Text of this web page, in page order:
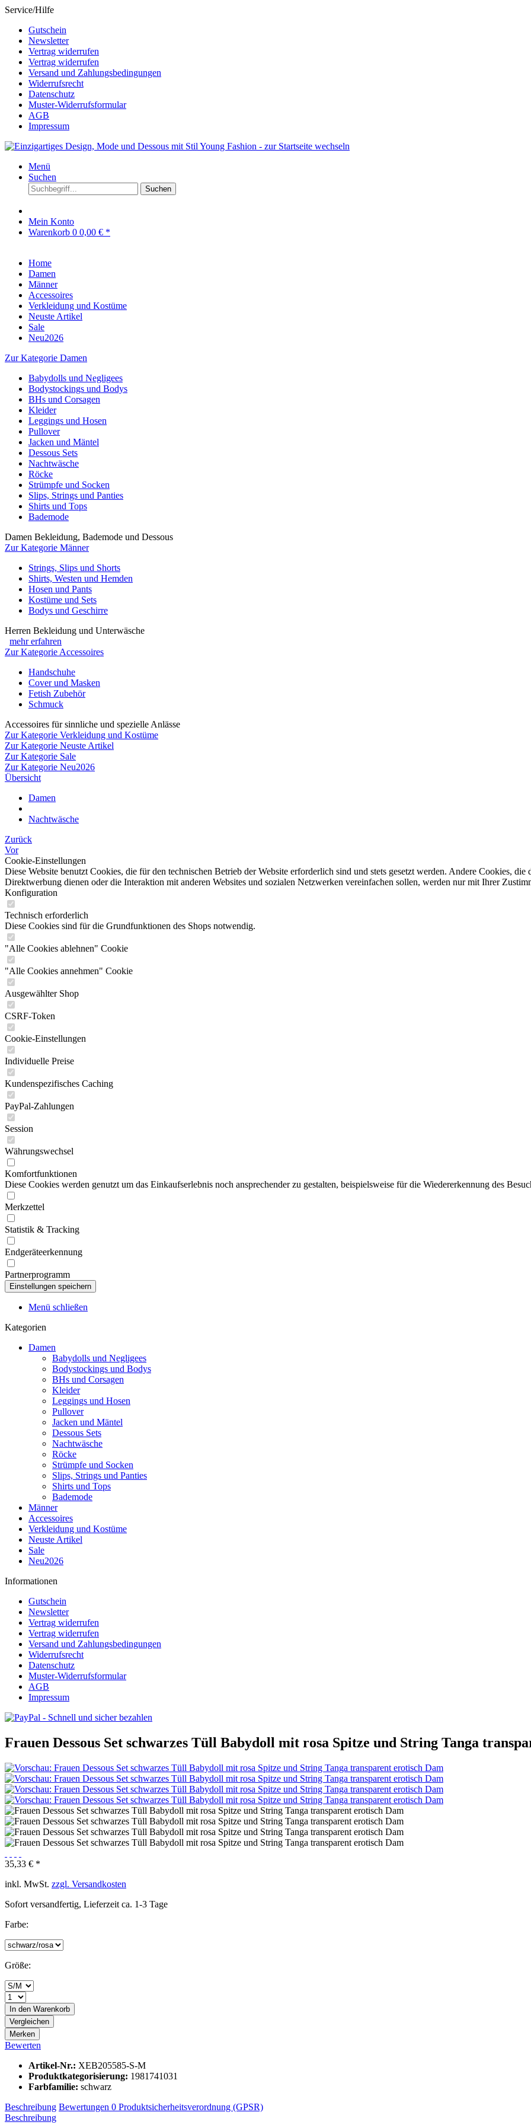
Service/Hilfe
Gutschein
Newsletter
Vertrag widerrufen
Vertrag widerrufen
Versand und Zahlungsbedingungen
Widerrufsrecht
Datenschutz
Muster-Widerrufsformular
AGB
Impressum
Menü
Suchen
Suchen
Mein Konto
Warenkorb 0 0,00 € *
Home
Damen
Männer
Accessoires
Verkleidung und Kostüme
Neuste Artikel
Sale
Neu2026
Zur Kategorie Damen
Babydolls und Negligees
Bodystockings und Bodys
BHs und Corsagen
Kleider
Leggings und Hosen
Pullover
Jacken und Mäntel
Dessous Sets
Nachtwäsche
Röcke
Strümpfe und Socken
Slips, Strings und Panties
Shirts und Tops
Bademode
Damen Bekleidung, Bademode und Dessous
Zur Kategorie Männer
Strings, Slips und Shorts
Shirts, Westen und Hemden
Hosen und Pants
Kostüme und Sets
Bodys und Geschirre
Herren Bekleidung und Unterwäsche
mehr erfahren
Zur Kategorie Accessoires
Handschuhe
Cover und Masken
Fetish Zubehör
Schmuck
Accessoires für sinnliche und spezielle Anlässe
Zur Kategorie Verkleidung und Kostüme
Zur Kategorie Neuste Artikel
Zur Kategorie Sale
Zur Kategorie Neu2026
Übersicht
Damen
Nachtwäsche
Zurück
Vor
Cookie-Einstellungen
Diese Website benutzt Cookies, die für den technischen Betrieb der Website erforderlich sind und stets gesetzt werden. Andere Cookies,
Direktwerbung dienen oder die Interaktion mit anderen Websites und sozialen Netzwerken vereinfachen sollen, werden nur mit Ihrer
Konfiguration
Technisch erforderlich
Diese Cookies sind für die Grundfunktionen des Shops notwendig.
"Alle Cookies ablehnen" Cookie
"Alle Cookies annehmen" Cookie
Ausgewählter Shop
CSRF-Token
Cookie-Einstellungen
Individuelle Preise
Kundenspezifisches Caching
PayPal-Zahlungen
Session
Währungswechsel
Komfortfunktionen
Diese Cookies werden genutzt um das Einkaufserlebnis noch ansprechender zu gestalten, beispielsweise für die Wiedererkennung des
Merkzettel
Statistik & Tracking
Endgeräteerkennung
Partnerprogramm
Menü schließen
Kategorien
Damen
Babydolls und Negligees
Bodystockings und Bodys
BHs und Corsagen
Kleider
Leggings und Hosen
Pullover
Jacken und Mäntel
Dessous Sets
Nachtwäsche
Röcke
Strümpfe und Socken
Slips, Strings und Panties
Shirts und Tops
Bademode
Männer
Accessoires
Verkleidung und Kostüme
Neuste Artikel
Sale
Neu2026
Informationen
Gutschein
Newsletter
Vertrag widerrufen
Vertrag widerrufen
Versand und Zahlungsbedingungen
Widerrufsrecht
Datenschutz
Muster-Widerrufsformular
AGB
Impressum
Frauen Dessous Set schwarzes Tüll Babydoll mit rosa Spitze und String Tanga
35,33 € *
inkl. MwSt. zzgl. Versandkosten
Sofort versandfertig, Lieferzeit ca. 1-3 Tage
Farbe:
Größe:
In den Warenkorb
Vergleichen
Merken
Bewerten
Artikel-Nr.: XEB205585-S-M
Produktkategorisierung: 1981741031
Farbfamilie: schwarz
Beschreibung Bewertungen 0 Produktsicherheitsverordnung (GPSR)
Beschreibung